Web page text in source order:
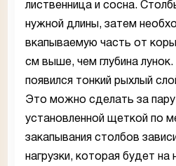
лиственница и сосна.
нужной длины, затем
вкапываемую часть от
см выше, чем глубина
появился тонкий рыхлый
Это можно сделать за пару
установленной щеткой по
закапывания столбов
нагрузки, которая будет на